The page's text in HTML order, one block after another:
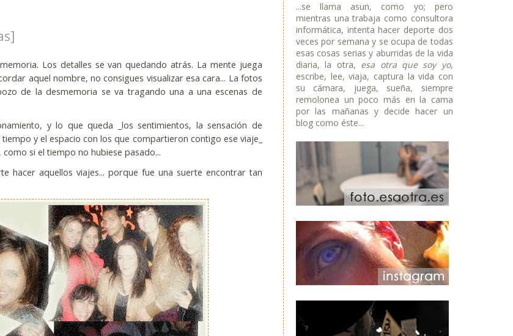
Los detalles se van quedando atrás. La mente juega
aquel nombre, no consigues visualizar esa cara... La fotos
de la desmemoria se va tragando una a una escenas de
y lo que queda _los sentimientos, la sensación de
y el espacio con los que compartieron contigo ese viaje_
si el tiempo no hubiese pasado...
hacer aquellos viajes... porque fue una suerte encontrar tan
...se llama asun, como yo; pero
mientras una trabaja como consultora
informática, intenta hacer deporte dos
veces por semana y se ocupa de todas
esas cosas serias y aburridas de la vida
diaria, la otra, esa otra que soy yo,
escribe, lee, viaja, captura la vida con
su cámara, juega, sueña, siempre
remolonea un poco más en la cama
por las mañanas y decide hacer un
blog como éste...